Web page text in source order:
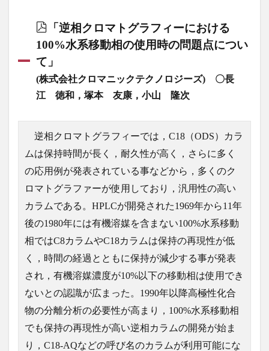
「逆相クロマトグラフィーにおける
100%水系移動相の使用時の問題点につい
て」
(株式会社クロマニックテクノロジーズ) 〇長
江 徳和，塚本 友康，小山 隆次
逆相クロマトグラフィーでは，C18（ODS）カラ
ムは保持時間が長く，耐久性が高く，さらに多く
の応用例が発表されている事などから，多くのク
ロマトグラファーが使用しており，汎用性の高い
カラムである。HPLCが開発された1969年から11年
後の1980年には有機溶媒を含まない100%水系移動
相ではC8カラムやC18カラムは保持の再現性が低
く，時間の経過とともに保持が減少する事が発表
され，有機溶媒濃度が10%以下の移動相は使用でき
ないとの認識が広まった。1990年以降高極性化合
物の分離分析の必要性が高まり，100%水系移動相
でも保持の再現性が高い逆相カラムの開発が始ま
り，C18-AQなどの呼び名のカラムが利用可能にな